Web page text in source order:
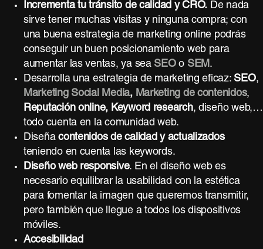
Incrementa tu tránsito de calidad y CRO. De nada
sirve tener muchas visitas y ninguna compra; con
una buena estrategia de marketing online podrás
conseguir un buen posicionamiento web para
aumentar las ventas, ya sea SEOo SEM .
Desarrolla una estrategia de marketing eficaz: SEO,
Marketing Social Media, Marketing de contenidos,
Reputación online, Keyword research, diseño web,…
todo cuenta en la comunidad web.
Diseñacontenidos de calidad y actualizados
teniendo en cuenta las keywords.
Diseño web responsive. En el diseño web es
necesario equilibrar la usabilidad con la estética
para fomentar la imagen que queremos transmitir,
pero también que llegue a todos los dispositivos
móviles.
Accesibilidad